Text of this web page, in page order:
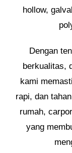
hollow,
Dengan
berkualitas,
kami
rapi, dan
rumah,
yang